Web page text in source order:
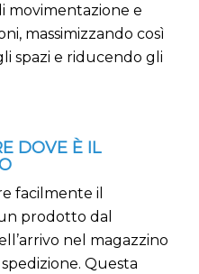
movimentazione e
massimizzando così
spazi e riducendo gli
DOVE È IL
facilmente il
prodotto dal
nel magazzino
Questa